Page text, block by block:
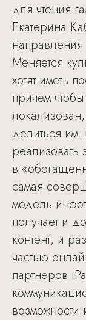
для чтения
Екатерина
Меняется
хотят иметь
причем
локализован,
делиться им.
реализовать
в
самая
модель
получает и
контент, и
частью
партнеров
возможности